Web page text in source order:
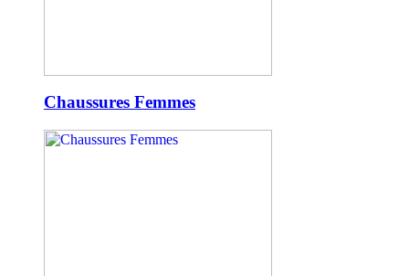
Chaussures Femmes